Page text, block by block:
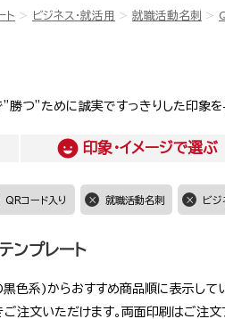
ト ビジネス・就活用 就職活動名刺
つ”ために誠実ですっきりした印象を
印象・イメージで選ぶ
QRコード入り 就職活動名刺 ビジ
ンプレート
色系)からおすすめ商品順に表示してい
注文いただけます。両面印刷はご注文